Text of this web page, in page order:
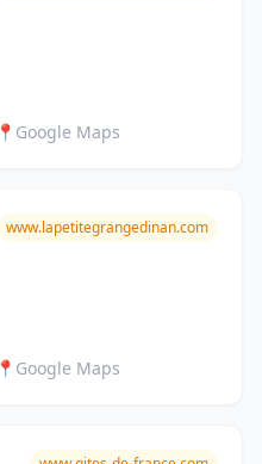
📍 Google Maps
www.lapetitegrangedinan.com
📍 Google Maps